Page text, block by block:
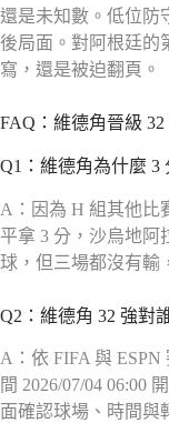
還是未知數。低位防
後局面。對阿根廷的
寫，還是被迫翻頁。
FAQ：維德角晉級
Q1：維德角為什麼 3
A：因為 H 組其他比
平拿 3 分，沙烏地阿
球，但三場都沒有輸
Q2：維德角 32 強對
A：依 FIFA 與
間 2026/07/04 06:00
面確認球場、時間與